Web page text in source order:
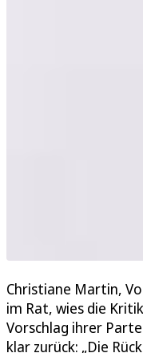
Christiane Martin,
im Rat, wies die
Vorschlag ihrer
klar zurück: „Die